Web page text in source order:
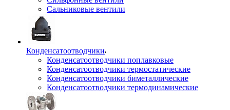
Сальниковые вентили
Конденсатоотводчики
Конденсатоотводчики поплавковые
Конденсатоотводчики термостатические
Конденсатоотводчики биметаллические
Конденсатоотводчики термодинамические